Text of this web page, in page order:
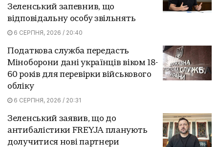
Зеленський запевнив, що
відповідальну особу звільнять
6 СЕРПНЯ, 2026 / 20:40
Податкова служба передасть
Міноборони дані українців віком 18-
60 років для перевірки військового
обліку
6 СЕРПНЯ, 2026 / 20:31
Зеленський заявив, що до
антибалістики FREYJA планують
долучитися нові партнери